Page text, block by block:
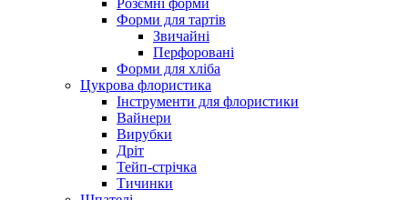
Розємні форми
Форми для тартів
Звичайні
Перфоровані
Форми для хліба
Цукрова флористика
Інструменти для флористики
Вайнери
Вирубки
Дріт
Тейп-стрічка
Тичинки